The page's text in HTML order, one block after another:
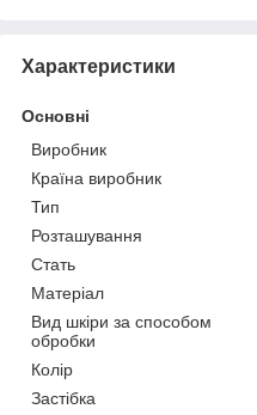
Характеристики
Основні
Виробник
Країна виробник
Тип
Розташування
Стать
Матеріал
Вид шкіри за способом
обробки
Колір
Застібка